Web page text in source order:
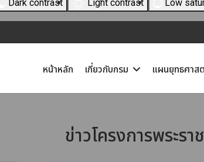
Dark contrast Light contrast Low
หน้าหลัก เกี่ยวกับกรม แผนยุทธศาส
ข่าวโครงการพระรา